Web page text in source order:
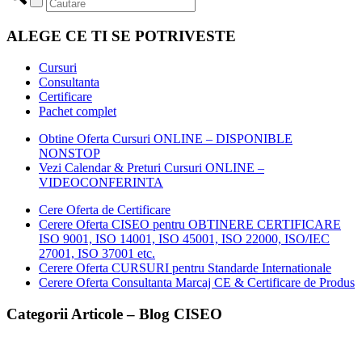
ALEGE CE TI SE POTRIVESTE
Cursuri
Consultanta
Certificare
Pachet complet
Obtine Oferta Cursuri ONLINE – DISPONIBLE
NONSTOP
Vezi Calendar & Preturi Cursuri ONLINE –
VIDEOCONFERINTA
Cere Oferta de Certificare
Cerere Oferta CISEO pentru OBTINERE CERTIFICARE
ISO 9001, ISO 14001, ISO 45001, ISO 22000, ISO/IEC
27001, ISO 37001 etc.
Cerere Oferta CURSURI pentru Standarde Internationale
Cerere Oferta Consultanta Marcaj CE & Certificare de Produs
Categorii Articole – Blog CISEO